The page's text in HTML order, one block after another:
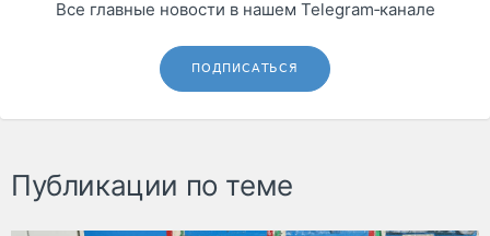
Все главные новости в нашем Telegram‑канале
ПОДПИСАТЬСЯ
Публикации по теме